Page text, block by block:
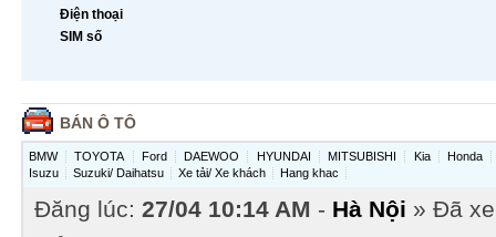
Điện thoại
SIM số
BÁN Ô TÔ
BMW TOYOTA Ford DAEWOO HYUNDAI MITSUBISHI Kia
Honda
Isuzu
Suzuki/ Daihatsu Xe tải/ Xe khách Hang khac
Đăng lúc: 27/04 10:14 AM - Hà Nội » Đã